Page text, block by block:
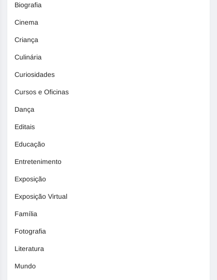
Biografia
Cinema
Criança
Culinária
Curiosidades
Cursos e Oficinas
Dança
Editais
Educação
Entretenimento
Exposição
Exposição Virtual
Família
Fotografia
Literatura
Mundo